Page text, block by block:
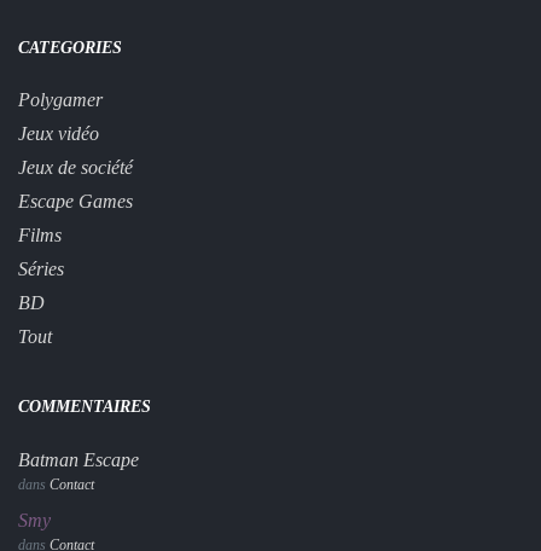
CATEGORIES
Polygamer
Jeux vidéo
Jeux de société
Escape Games
Films
Séries
BD
Tout
COMMENTAIRES
Batman Escape
dans Contact
Smy
dans Contact